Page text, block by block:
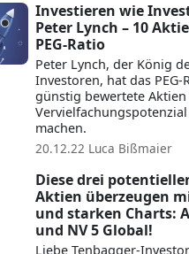
Investieren wie
Peter Lynch – 10
PEG-Ratio
Peter Lynch, der König
Investoren, hat das
günstig bewertete
machen.
20.12.22 Luca Bißmaier
Diese drei
Aktien überzeugen
und starken Charts:
und NV 5 Global!
Liebe Tenbagger-